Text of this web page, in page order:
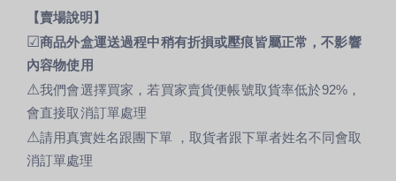
【賣場說明】
☑商品外盒運送過程中稍有折損或壓痕皆屬正常，不影響
內容物使用
⚠我們會選擇買家，若買家賣貨便帳號取貨率低於92%，
會直接取消訂單處理
⚠請用真實姓名跟團下單 ，取貨者跟下單者姓名不同會取
消訂單處理